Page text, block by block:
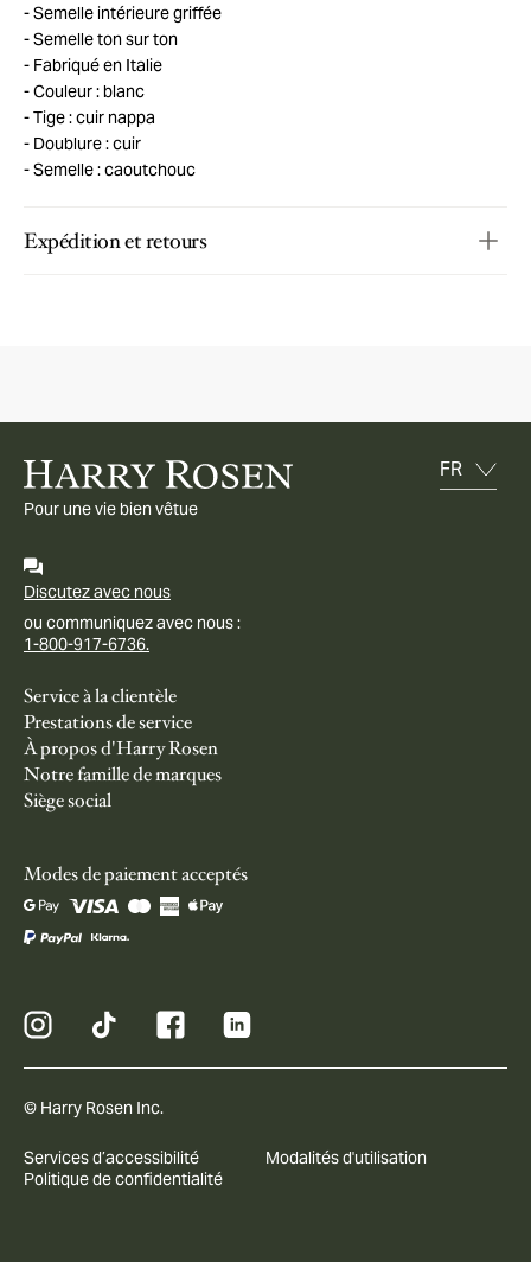
Semelle intérieure griffée
Semelle ton sur ton
Fabriqué en Italie
Couleur : blanc
Tige : cuir nappa
Doublure : cuir
Semelle : caoutchouc
Expédition et retours
Pour une vie bien vêtue
Discutez avec nous
ou communiquez avec nous :
1-800-917-6736.
Service à la clientèle
Prestations de service
À propos d'Harry Rosen
Notre famille de marques
Siège social
Modes de paiement acceptés
© Harry Rosen Inc.
Services d’accessibilité
Modalités d'utilisation
Politique de confidentialité